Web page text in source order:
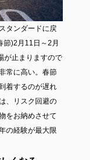
タンダードに戻
節)2月11日～2月
が止まりますので
常に高い。春節
着するのが遅れ
、リスク回避の
をお納めさせて
の経験が最大限